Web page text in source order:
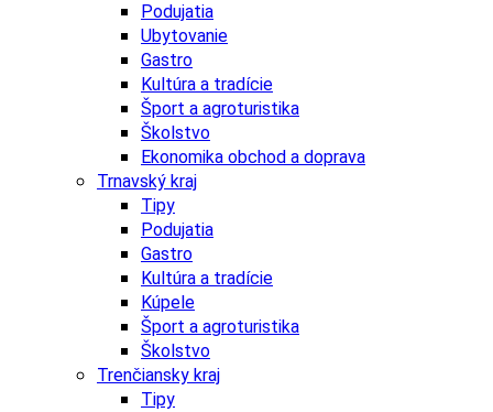
Podujatia
Ubytovanie
Gastro
Kultúra a tradície
Šport a agroturistika
Školstvo
Ekonomika obchod a doprava
Trnavský kraj
Tipy
Podujatia
Gastro
Kultúra a tradície
Kúpele
Šport a agroturistika
Školstvo
Trenčiansky kraj
Tipy